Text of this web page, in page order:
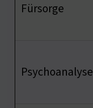
Fürsorge
Psychoanalyse